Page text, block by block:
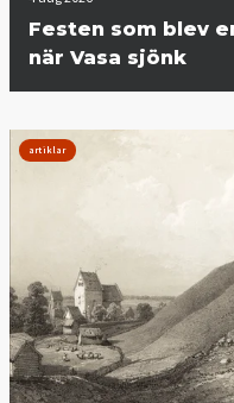
Festen som blev
när Vasa sjönk
artiklar